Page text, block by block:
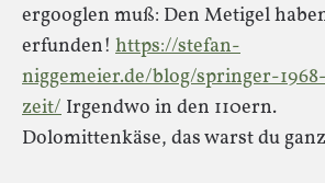
ergooglen muß: Den Metigel
erfunden! https://stefan-
niggemeier.de/blog/springer-
zeit/ Irgendwo in den 110ern.
Dolomittenkäse, das warst du